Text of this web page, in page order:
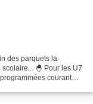
des parquets la
🐣 Pour les U7
courant